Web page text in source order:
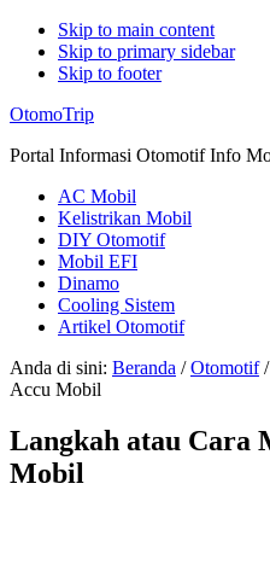
Skip to main content
Skip to primary sidebar
Skip to footer
Additional
menu
OtomoTrip
Portal Informasi Otomotif Info
AC Mobil
Kelistrikan Mobil
DIY Otomotif
Mobil EFI
Dinamo
Cooling Sistem
Artikel Otomotif
Anda di sini: Beranda / Otomotif /
Accu Mobil
Langkah atau Cara
Mobil